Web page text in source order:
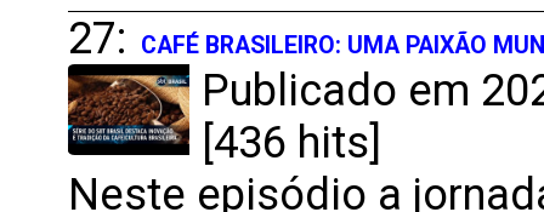
27:
CAFÉ BRASILEIRO: UMA PAIXÃO
Publicado em
[436 hits]
Neste episódio a